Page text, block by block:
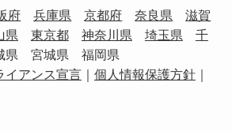
府 兵庫県 京都府 奈良県
滋賀
県 東京都 神奈川県 埼玉県
千
県 宮城県 福岡県
イアンス宣言｜ 個人情報保護方針｜